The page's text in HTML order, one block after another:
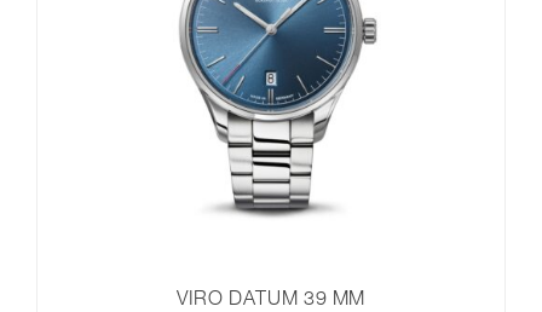
VIRO DATUM 39 MM